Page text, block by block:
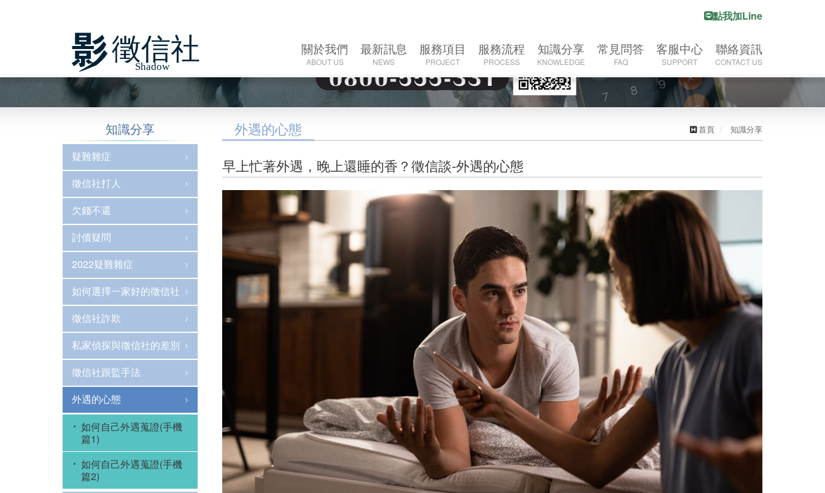
點我加Line
關於我們
ABOUT US
公司介紹
最新訊息
NEWS
最新消息
地方討債
最新服務
服務項⽬
PROJECT
債務處理
合法討債
債務尋人
工商收帳
代客討債
代客復仇
徵信社討債
法律諮詢
家暴蒐證
抓姦
婚前徵信
感情挽回
設計離婚
萬事屋
服務流程
PROCESS
服務流程
知識分享
KNOWLEDGE
疑難雜症
欠錢不還
2022疑難雜症
如何選擇一家好的徵
信社
徵信社詐欺
私家偵探與徵信社的
差別
徵信社跟監手法
外遇的心態
抓姦的由來
如何知道自己被跟蹤
檢測愛情真相，讓婚
姻有機會重來－婚前
徵信社合法嗎
常見問答
FAQ
債務問題大補帖
客服中心
SUPPORT
聯絡我們
聯絡資訊
CONTACT US
聯絡資訊
Previous
首頁 知識分享
知識分享
疑難雜症
徵信社打人
欠錢不還
討債疑問
2022疑難雜症
如何選擇一家好的徵信社
徵信社詐欺
私家偵探與徵信社的差別
徵信社跟監手法
外遇的心態
如何自己外遇蒐證(手機
篇1)
如何自己外遇蒐證(手機
篇2)
外遇的心態
早上忙著外遇，晚上還睡的香？徵信談-外遇的心態